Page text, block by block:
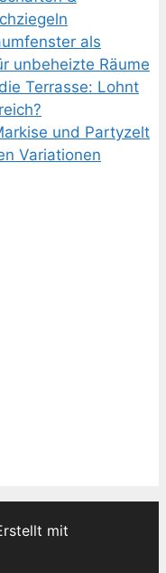
als
unbeheizte Räume
Terrasse: Lohnt
und Partyzelt
Variationen
mit